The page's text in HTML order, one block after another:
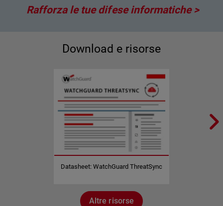
Rafforza le tue difese informatiche
Download e risorse
Datasheet: WatchGuard ThreatSync
Altre risorse